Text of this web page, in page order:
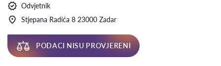
Odvjetnik
Stjepana Radića 8 23000 Zadar
PODACI NISU PROVJERENI